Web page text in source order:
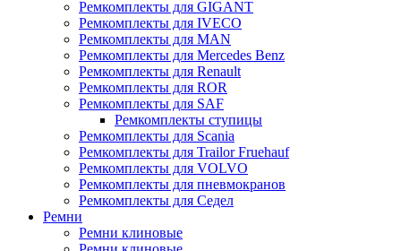
Ремкомплекты для GIGANT
Ремкомплекты для IVECO
Ремкомплекты для MAN
Ремкомплекты для Mercedes Benz
Ремкомплекты для Renault
Ремкомплекты для ROR
Ремкомплекты для SAF
Ремкомплекты ступицы
Ремкомплекты для Scania
Ремкомплекты для Trailor Fruehauf
Ремкомплекты для VOLVO
Ремкомплекты для пневмокранов
Ремкомплекты для Седел
Ремни
Ремни клиновые